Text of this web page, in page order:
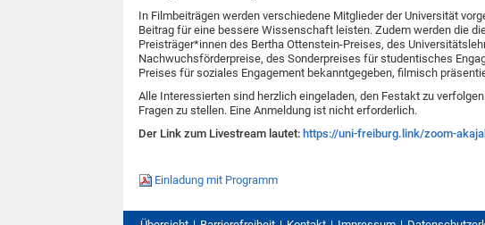
In Filmbeiträgen werden verschiedene Mitglieder der Universität
Beitrag für eine bessere Wissenschaft leisten. Zudem werden die
Preisträger*innen des Bertha Ottenstein-Preises, des
Nachwuchsförderpreise, des Sonderpreises für studentisches
Preises für soziales Engagement bekanntgegeben, filmisch
Alle Interessierten sind herzlich eingeladen, den Festakt zu
Fragen zu stellen. Eine Anmeldung ist nicht erforderlich.
Der Link zum Livestream lautet: https://uni-freiburg.link/zoom-
Einladung mit Programm